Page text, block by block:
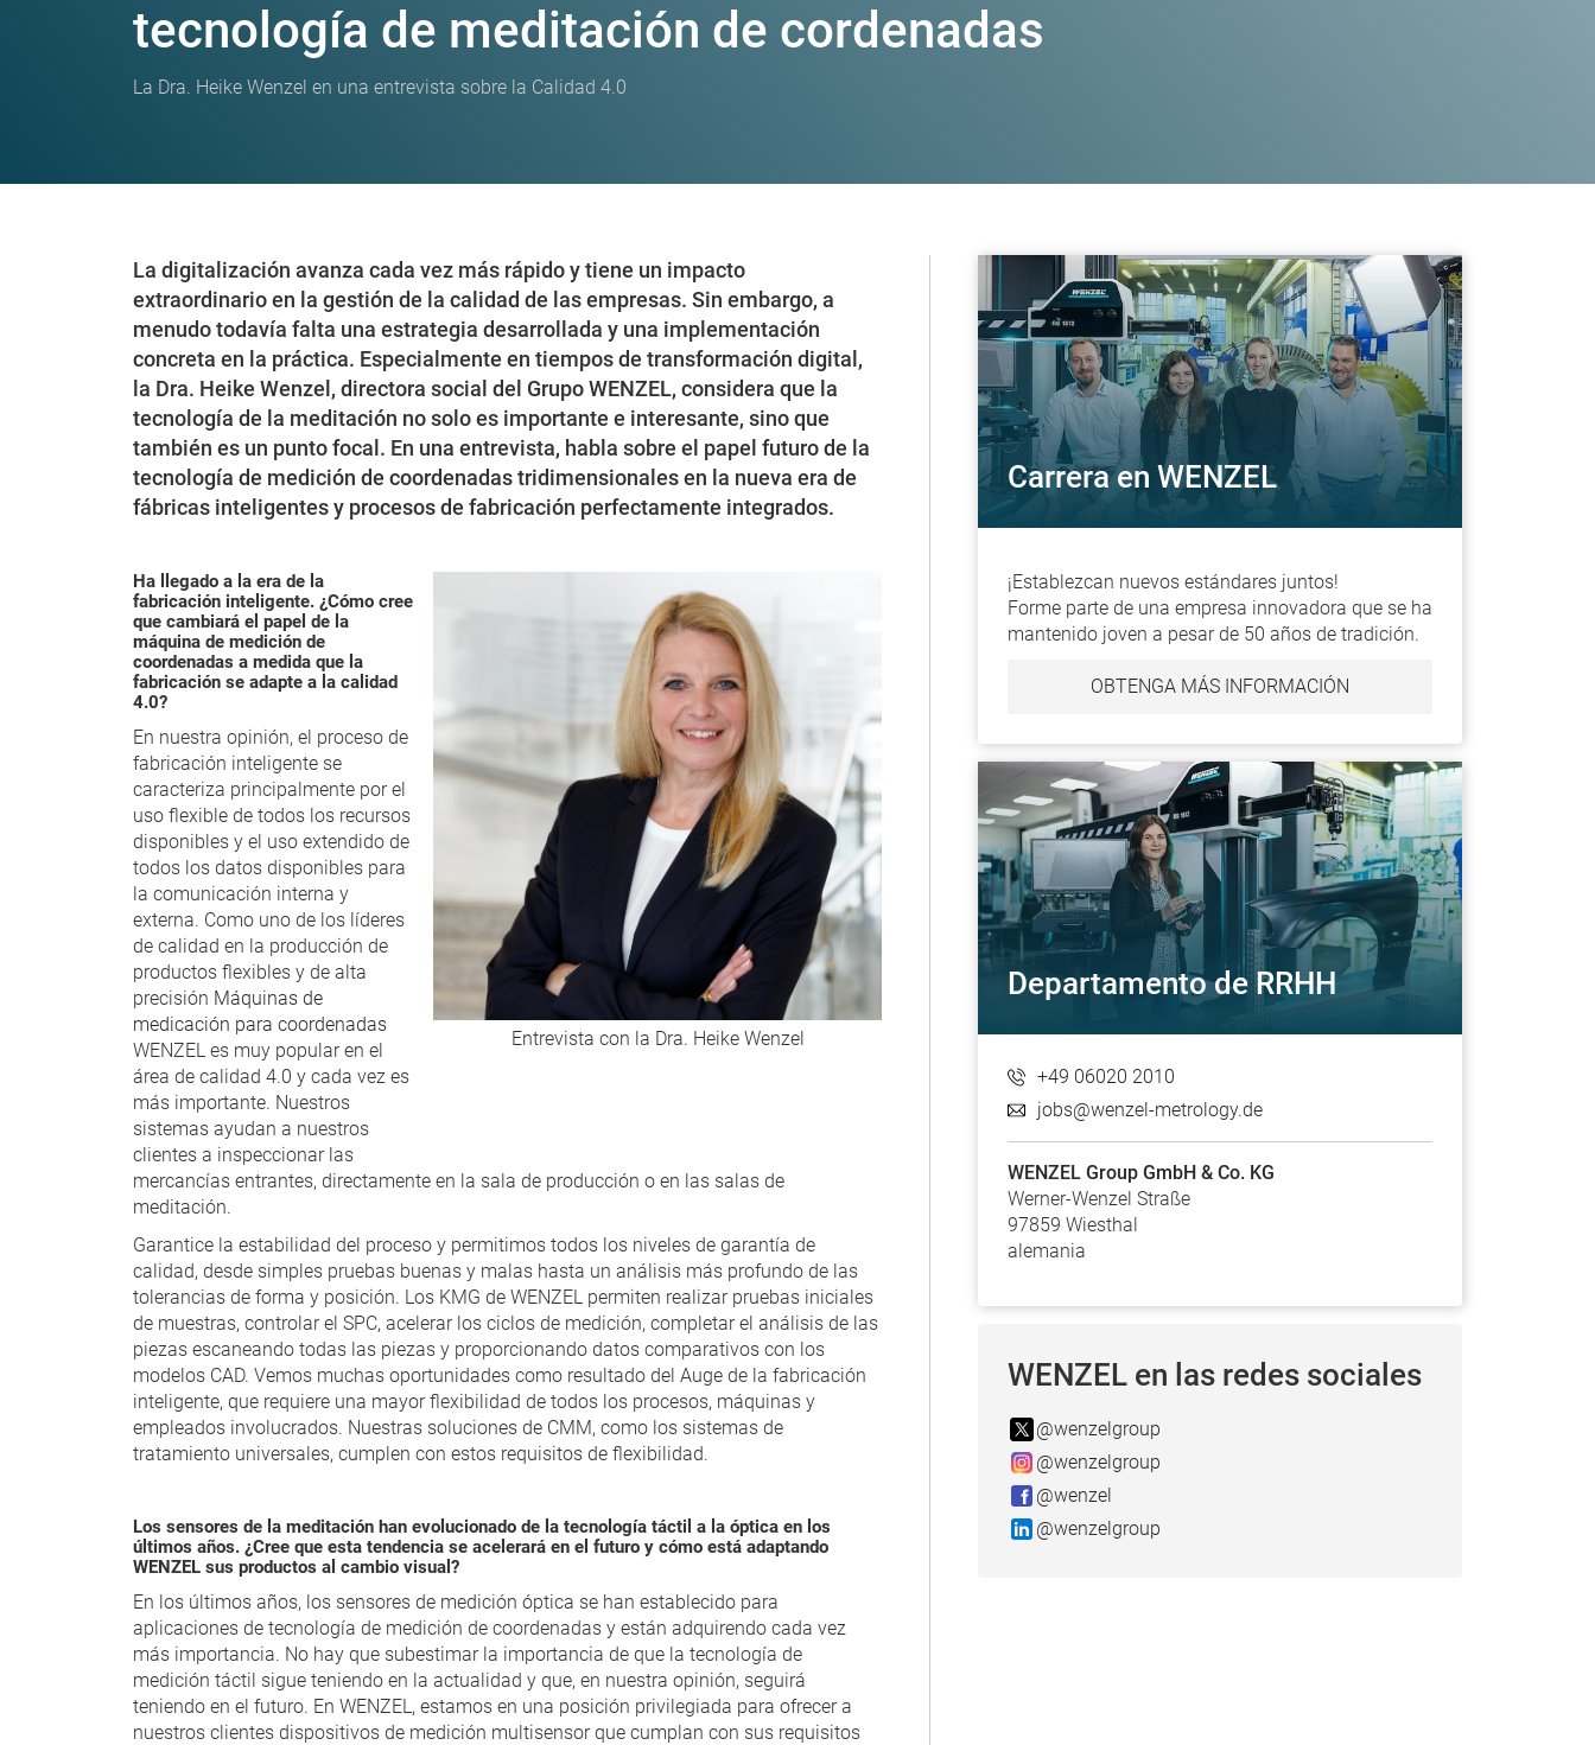
tecnología de meditación de cordenadas
La Dra. Heike Wenzel en una entrevista sobre la Calidad 4.0
La digitalización avanza cada vez más rápido y tiene un impacto
extraordinario en la gestión de la calidad de las empresas. Sin embargo, a
menudo todavía falta una estrategia desarrollada y una implementación
concreta en la práctica. Especialmente en tiempos de transformación digital,
la Dra. Heike Wenzel, directora social del Grupo WENZEL, considera que la
tecnología de la meditación no solo es importante e interesante, sino que
también es un punto focal. En una entrevista, habla sobre el papel futuro de la
tecnología de medición de coordenadas tridimensionales en la nueva era de
fábricas inteligentes y procesos de fabricación perfectamente integrados.
Entrevista con la Dra. Heike Wenzel
Ha llegado a la era de la
fabricación inteligente. ¿Cómo cree
que cambiará el papel de la
máquina de medición de
coordenadas a medida que la
fabricación se adapte a la calidad
4.0?
En nuestra opinión, el proceso de
fabricación inteligente se
caracteriza principalmente por el
uso flexible de todos los recursos
disponibles y el uso extendido de
todos los datos disponibles para
la comunicación interna y
externa. Como uno de los líderes
de calidad en la producción de
productos flexibles y de alta
precisión Máquinas de
medicación para coordenadas
WENZEL es muy popular en el
área de calidad 4.0 y cada vez es
más importante. Nuestros
sistemas ayudan a nuestros
clientes a inspeccionar las
mercancías entrantes, directamente en la sala de producción o en las salas de
meditación.
Garantice la estabilidad del proceso y permitimos todos los niveles de garantía de
calidad, desde simples pruebas buenas y malas hasta un análisis más profundo de las
tolerancias de forma y posición. Los KMG de WENZEL permiten realizar pruebas iniciales
de muestras, controlar el SPC, acelerar los ciclos de medición, completar el análisis de las
piezas escaneando todas las piezas y proporcionando datos comparativos con los
modelos CAD. Vemos muchas oportunidades como resultado del Auge de la fabricación
inteligente, que requiere una mayor flexibilidad de todos los procesos, máquinas y
empleados involucrados. Nuestras soluciones de CMM, como los sistemas de
tratamiento universales, cumplen con estos requisitos de flexibilidad.
Los sensores de la meditación han evolucionado de la tecnología táctil a la óptica en los
últimos años. ¿Cree que esta tendencia se acelerará en el futuro y cómo está adaptando
WENZEL sus productos al cambio visual?
En los últimos años, los sensores de medición óptica se han establecido para
aplicaciones de tecnología de medición de coordenadas y están adquirendo cada vez
más importancia. No hay que subestimar la importancia de que la tecnología de
medición táctil sigue teniendo en la actualidad y que, en nuestra opinión, seguirá
teniendo en el futuro. En WENZEL, estamos en una posición privilegiada para ofrecer a
nuestros clientes dispositivos de medición multisensor que cumplan con sus requisitos
Carrera en WENZEL
¡Establezcan nuevos estándares juntos!
Forme parte de una empresa innovadora que se ha
mantenido joven a pesar de 50 años de tradición.
OBTENGA MÁS INFORMACIÓN
Departamento de RRHH
+49 06020 2010
jobs@wenzel-metrology.de
WENZEL Group GmbH & Co. KG
Werner-Wenzel Straße
97859 Wiesthal
alemania
WENZEL en las redes sociales
@wenzelgroup
@wenzelgroup
@wenzel
@wenzelgroup